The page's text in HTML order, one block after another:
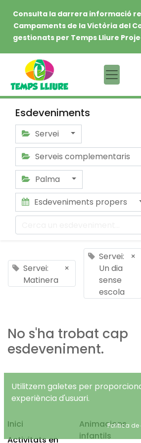
Consulta la darrera informació
Campaments de la Victòria del
gestionats per Temps Lliure
Esdeveniments
Servei
Serveis complementaris
Palma
Esdeveniments propers
Servei:
Matinera
×
Servei:
Un dia
sense
escola
×
No s'ha trobat cap
esdeveniment.
Inici
Activitats en
Animacions
infantils
Utilitzem galetes per
experiència d'usuari.
Política de